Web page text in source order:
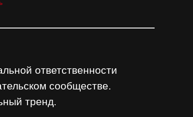
ответственности
сообществе.
тренд.